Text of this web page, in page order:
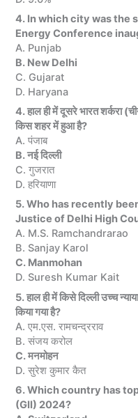
4. In which city was the
Energy Conference
A. Punjab
B. New Delhi
C. Gujarat
D. Haryana
4. हाल ही में दूसरे भारत शर्करा
किस शहर में हुआ है?
A. पंजाब
B. नई दिल्ली
C. गुजरात
D. हरियाणा
5. Who has recently
Justice of Delhi High
A. M.S. Ramchandrarao
B. Sanjay Karol
C. Manmohan
D. Suresh Kumar Kait
5. हाल ही में किसे दिल्ली उच्च
किया गया है?
A. एम.एस. रामचन्द्रराव
B. संजय करोल
C. मनमोहन
D. सुरेश कुमार कैत
6. Which country has
(GII) 2024?